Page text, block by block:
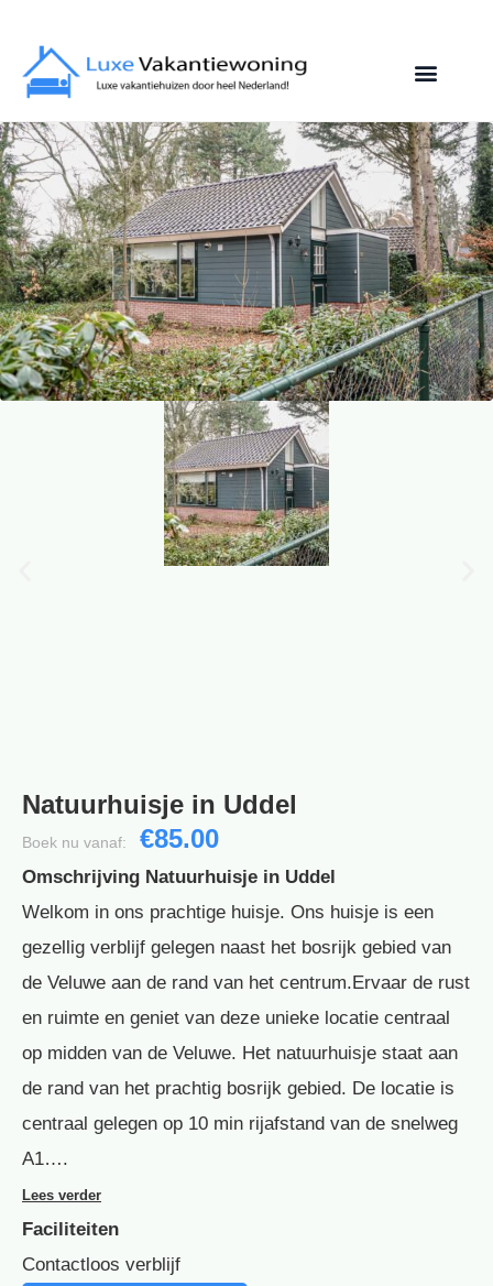
Natuurhuisje in Uddel
Boek nu vanaf: €85.00
Omschrijving Natuurhuisje in Uddel
Welkom in ons prachtige huisje. Ons huisje is een
gezellig verblijf gelegen naast het bosrijk gebied van
de Veluwe aan de rand van het centrum.Ervaar de rust
en ruimte en geniet van deze unieke locatie centraal
op midden van de Veluwe. Het natuurhuisje staat aan
de rand van het prachtig bosrijk gebied. De locatie is
centraal gelegen op 10 min rijafstand van de snelweg
A1….
Lees verder
Faciliteiten
Contactloos verblijf